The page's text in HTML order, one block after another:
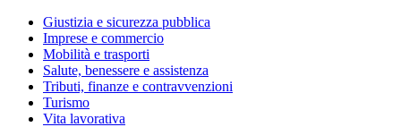
Giustizia e sicurezza pubblica
Imprese e commercio
Mobilità e trasporti
Salute, benessere e assistenza
Tributi, finanze e contravvenzioni
Turismo
Vita lavorativa